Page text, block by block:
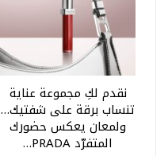
نقدم لكِ مجموعة عناية
تنساب برقة على شفتيك…
ولمعان يعكس حضورك
المتفرّد PRADA…